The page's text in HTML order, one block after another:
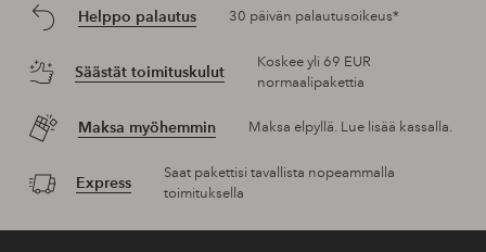
Helppo palautus 30 päivän palautusoikeus*
Säästät toimituskulut
Koskee yli 69 EUR
normaalipakettia
Maksa myöhemmin Maksa elpyllä. Lue lisää kassalla.
Express
Saat pakettisi tavallista nopeammalla
toimituksella